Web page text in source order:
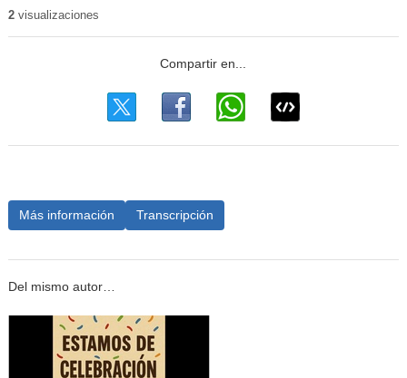
2visualizaciones
Más información Transcripción
Del mismo autor…